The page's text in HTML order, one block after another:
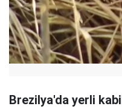
Brezilya'da yerli